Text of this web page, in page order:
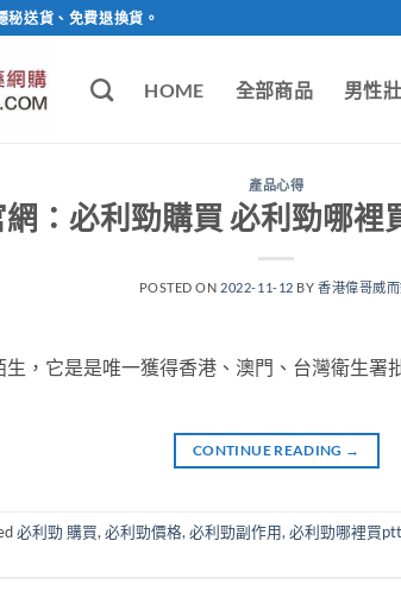
送貨、免費退換貨。
HOME 全部商品 男性
產品心得
：必利勁購買 必利勁哪裡
POSTED ON 2022-11-12 BY香港偉哥威而
，它是是唯一獲得香港、澳門、台灣衛生署
CONTINUE READING →
必利勁 購買, 必利勁價格, 必利勁副作用, 必利勁哪裡買ptt